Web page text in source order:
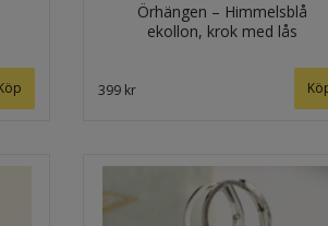
Örhängen – Himmelsblå
ekollon, krok med lås
399 kr